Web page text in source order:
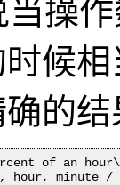
当操
候
的
of an
hour, minute /